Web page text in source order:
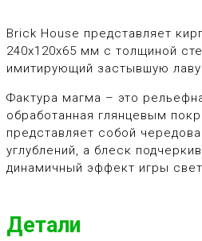
Brick House представляет
240х120х65 мм с толщиной
имитирующий застывшую
Фактура магма – это
обработанная глянцевым
представляет собой
углублений, а блеск
динамичный эффект игры
Детали